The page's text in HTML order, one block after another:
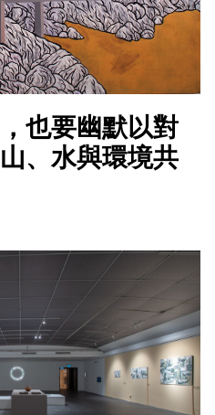
也要幽默以對
、水與環境共